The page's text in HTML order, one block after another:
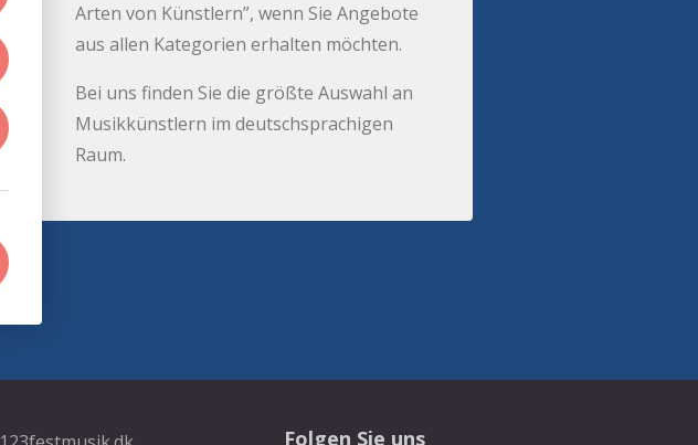
Arten von Künstlern”, wenn Sie Angebote
aus allen Kategorien erhalten möchten.
Bei uns finden Sie die größte Auswahl an
Musikkünstlern im deutschsprachigen
Raum.
Folgen Sie uns